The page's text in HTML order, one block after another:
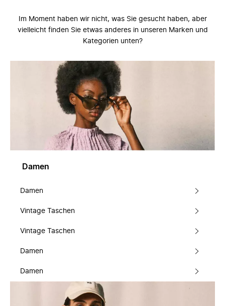
Im Moment haben wir nicht, was Sie gesucht haben, aber
vielleicht finden Sie etwas anderes in unseren Marken und
Kategorien unten?
Damen
Damen
Vintage Taschen
Vintage Taschen
Damen
Damen